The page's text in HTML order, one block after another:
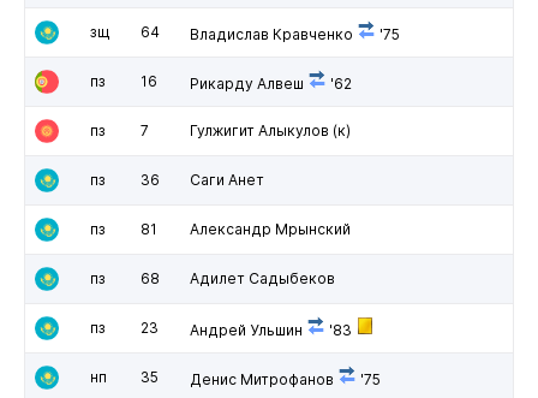
зщ 64 Владислав Кравченко '75
пз 16 Рикарду Алвеш '62
пз 7 Гулжигит Алыкулов (к)
пз 36 Саги Анет
пз 81 Александр Мрынский
пз 68 Адилет Садыбеков
пз 23 Андрей Ульшин '83
нп 35 Денис Митрофанов '75